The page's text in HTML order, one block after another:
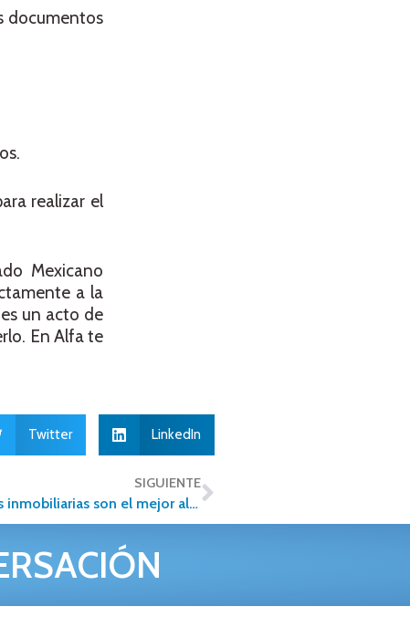
documentos
realizar el
Mexicano
a la
un acto de
En Alfa te
Twitter LinkedIn
SIGUIENTE
Tecnología que suma: por qué las plataformas inmobiliarias son el mejor aliado para cerrar más ventas y rentas